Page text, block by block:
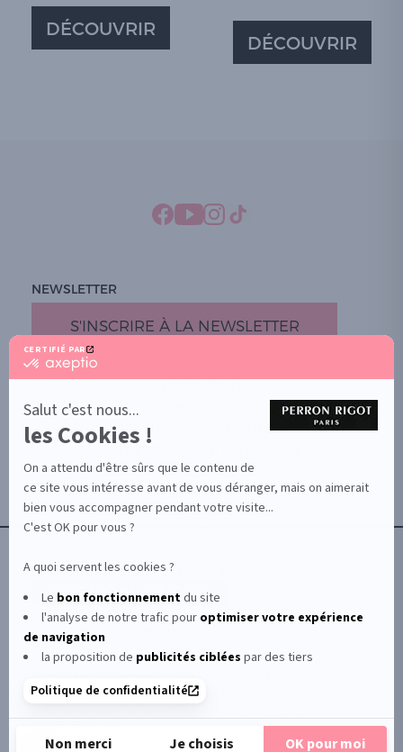
CERTIFIÉ PAR
certifié
En
savoir
plus
sur
Axeptio
Salut c'est nous...
les Cookies !
On a attendu d'être sûrs que le contenu de
ce site vous intéresse avant de vous déranger, mais on aimerait
bien vous accompagner pendant votre visite...
C'est OK pour vous ?
A quoi servent les cookies ?
Le bon fonctionnementdu site
l'analyse de notre trafic pour optimiservotre expérience
de navigation
la proposition de publicités ciblées par des tiers
Politique de confidentialité
Non merci Je choisis OK pour moi
DÉCOUVRIR
DÉCOUVRIR
NEWSLETTER
S'INSCRIRE À LA NEWSLETTER
BOUTIQUE PARTICULIERS
AIDE / FAQ
CONTACT
CGU/CGV
© Le Club Perron Rigot 2026
matériels esthétiques à destination des instituts et spas.